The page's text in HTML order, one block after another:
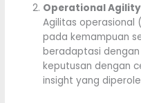
Operational Agility
Agilitas operasional
pada kemampuan
beradaptasi
keputusan dengan
insight yang